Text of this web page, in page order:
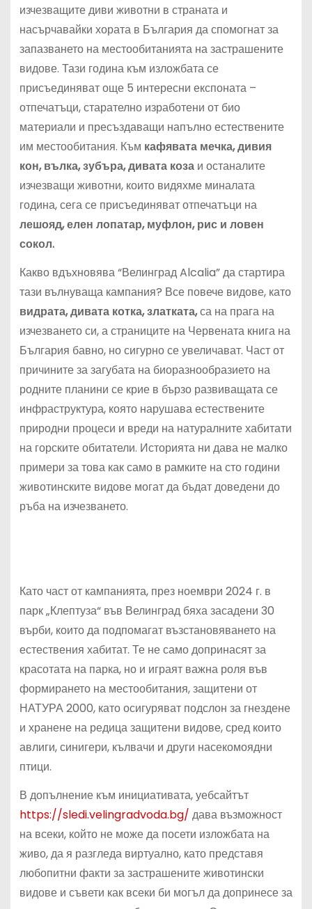
изчезващите диви животни в страната и
насърчавайки хората в България да спомогнат за
запазването на местообитанията на застрашените
видове. Тази година към изложбата се
присъединяват още 5 интересни експоната –
отпечатъци, старателно изработени от био
материали и пресъздаващи напълно естествените
им местообитания. Към кафявата мечка, дивия
кон, вълка, зубъра, дивата козаи останалите
изчезващи животни, които видяхме миналата
година, сега се присъединяват отпечатъци на
лешояд, елен лопатар, муфлон, рис и ловен
сокол.
Какво вдъхновява “Велинград Alcalia” да стартира
тази вълнуваща кампания? Все повече видове, като
видрата, дивата котка, златката,са на прага на
изчезването си, а страниците на Червената книга на
България бавно, но сигурно се увеличават. Част от
причините за загубата на биоразнообразието на
родните планини се крие в бързо развиващата се
инфраструктура, която нарушава естествените
природни процеси и вреди на натуралните хабитати
на горските обитатели. Историята ни дава не малко
примери за това как само в рамките на сто години
животинските видове могат да бъдат доведени до
ръба на изчезването.
Като част от кампанията, през ноември 2024 г. в
парк „Клептуза“ във Велинград бяха засадени 30
върби, които да подпомагат възстановяването на
естествения хабитат. Те не само допринасят за
красотата на парка, но и играят важна роля във
формирането на местообитания, защитени от
НАТУРА 2000, като осигуряват подслон за гнездене
и хранене на редица защитени видове, сред които
авлиги, синигери, кълвачи и други насекомоядни
птици.
В допълнение към инициативата, уебсайтът
https://sledi.velingradvoda.bg/ дава възможност
на всеки, който не може да посети изложбата на
живо, да я разгледа виртуално, като представя
любопитни факти за застрашените животински
видове и съвети как всеки би могъл да допринесе за